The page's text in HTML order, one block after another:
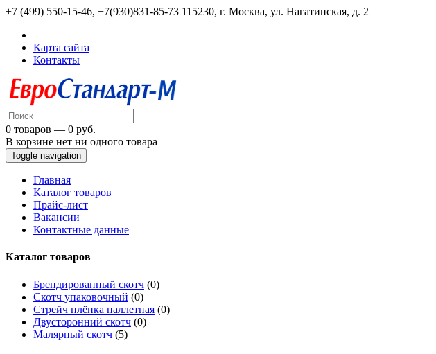
+7 (499) 550-15-46, +7(930)831-85-73 115230, г. Москва, ул. Нагатинская, д. 2
Карта сайта
Контакты
0 товаров — 0 руб.
В корзине нет ни одного товара
Toggle navigation
Главная
Каталог товаров
Прайс-лист
Вакансии
Контактные данные
Каталог товаров
Брендированный скотч (0)
Скотч упаковочный (0)
Стрейч плёнка паллетная (0)
Двусторонний скотч (0)
Малярный скотч (5)